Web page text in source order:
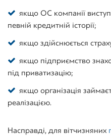
якщо ОС компанії
певній кредитній історії;
якщо здійснюється
якщо підприємство
під приватизацію;
якщо організація
реалізацією.
Насправді, для вітчизняних